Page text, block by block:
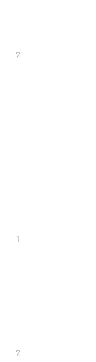
2
1
2